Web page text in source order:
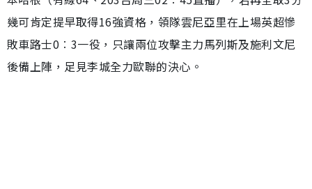
幾可肯定提早取得16強資格，領隊雲尼亞里在上場英超慘
敗車路士0︰3一役，只讓兩位攻擊主力馬列斯及施利文尼
後備上陣，足見李城全力歐聯的決心。